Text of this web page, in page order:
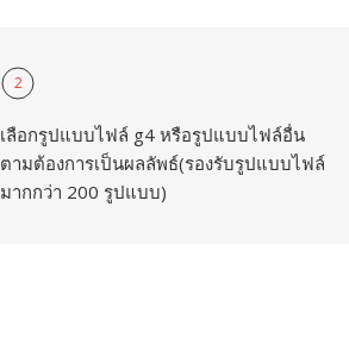
2
เลือกรูปแบบไฟล์ g4 หรือรูปแบบไฟล์อื่น
ตามต้องการเป็นผลลัพธ์(รองรับรูปแบบไฟล์
มากกว่า 200 รูปแบบ)